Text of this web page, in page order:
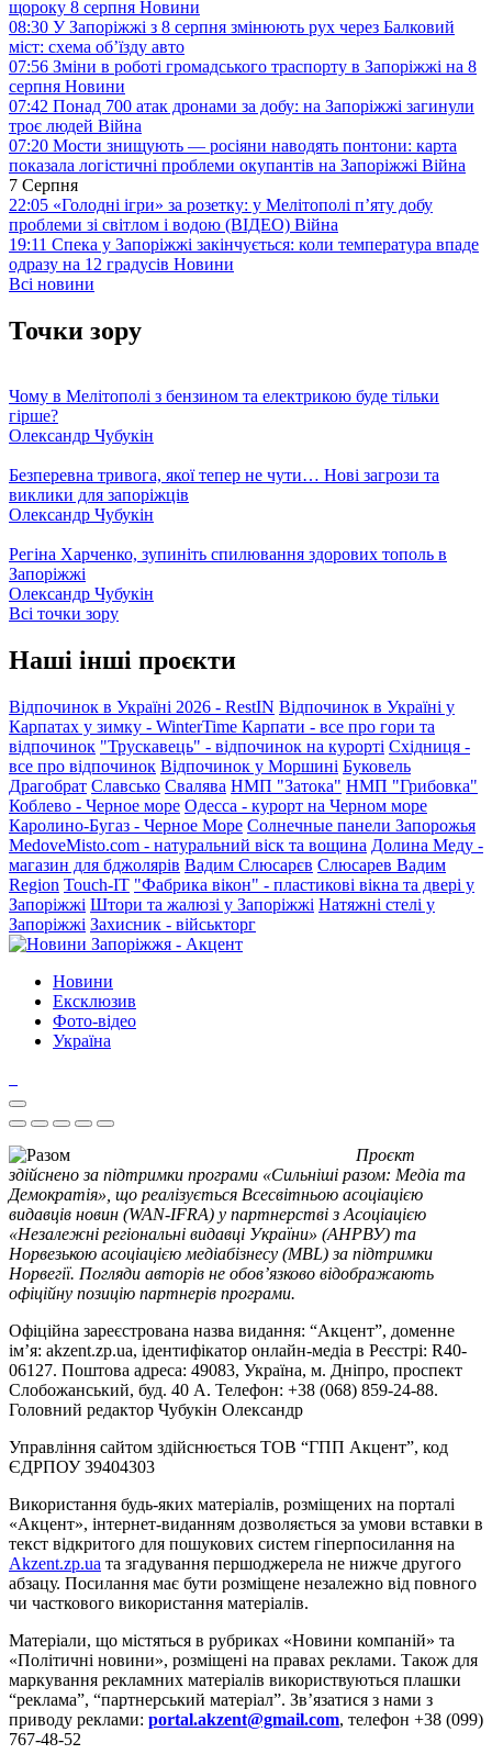
щороку 8 серпня Новини
08:30 У Запоріжжі з 8 серпня змінюють рух через Балковий
міст: схема об’їзду авто
07:56 Зміни в роботі громадського траспорту в Запоріжжі на 8
серпня Новини
07:42 Понад 700 атак дронами за добу: на Запоріжжі загинули
троє людей Війна
07:20 Мости знищують — росіяни наводять понтони: карта
показала логістичні проблеми окупантів на Запоріжжі Війна
7 Серпня
22:05 «Голодні ігри» за розетку: у Мелітополі п’яту добу
проблеми зі світлом і водою (ВІДЕО) Війна
19:11 Спека у Запоріжжі закінчується: коли температура впаде
одразу на 12 градусів Новини
Всі новини
Точки зору
Чому в Мелітополі з бензином та електрикою буде тільки
гірше?
Олександр Чубукін
Безперевна тривога, якої тепер не чути… Нові загрози та
виклики для запоріжців
Олександр Чубукін
Регіна Харченко, зупиніть спилювання здорових тополь в
Запоріжжі
Олександр Чубукін
Всі точки зору
Наші інші проєкти
Відпочинок в Україні 2026 - RestIN Відпочинок в Україні у
Карпатах у зимку - WinterTime Карпати - все про гори та
відпочинок "Трускавець" - відпочинок на курорті Східниця -
все про відпочинок Відпочинок у Моршині Буковель
Драгобрат Славсько Свалява НМП "Затока" НМП "Грибовка"
Коблево - Черное море Одесса - курорт на Черном море
Каролино-Бугаз - Черное Море Солнечные панели Запорожья
MedoveMisto.com - натуральний віск та вощина Долина Меду -
магазин для бджолярів Вадим Слюсарєв Слюсарев Вадим
Region Touch-IT "Фабрика вікон" - пластикові вікна та двері у
Запоріжжі Штори та жалюзі у Запоріжжі Натяжні стелі у
Запоріжжі Захисник - військторг
Новини
Ексклюзив
Фото-відео
Україна
Проєкт
здійснено за підтримки програми «Сильніші разом: Медіа та
Демократія», що реалізується Всесвітньою асоціацією
видавців новин (WAN-IFRA) у партнерстві з Асоціацією
«Незалежні регіональні видавці України» (АНРВУ) та
Норвезькою асоціацією медіабізнесу (MBL) за підтримки
Норвегії. Погляди авторів не обов’язково відображають
офіційну позицію партнерів програми.
Офіційна зареєстрована назва видання: “Акцент”, доменне
ім’я: akzent.zp.ua, ідентифікатор онлайн-медіа в Реєстрі: R40-
06127. Поштова адреса: 49083, Україна, м. Дніпро, проспект
Слобожанський, буд. 40 А. Телефон: +38 (068) 859-24-88.
Головний редактор Чубукін Олександр
Управління сайтом здійснюється ТОВ “ГПП Акцент”, код
ЄДРПОУ 39404303
Використання будь-яких матеріалів, розміщених на порталі
«Акцент», інтернет-виданням дозволяється за умови вставки в
текст відкритого для пошукових систем гіперпосилання на
Akzent.zp.ua та згадування першоджерела не нижче другого
абзацу. Посилання має бути розміщене незалежно від повного
чи часткового використання матеріалів.
Матеріали, що містяться в рубриках «Новини компаній» та
«Політичні новини», розміщені на правах реклами. Також для
маркування рекламних матеріалів використвуються плашки
“реклама”, “партнерський матеріал”. Зв’язатися з нами з
приводу реклами: portal.akzent@gmail.com, телефон +38 (099)
767-48-52